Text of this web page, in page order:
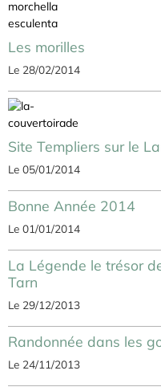
Les morilles
Le 28/02/2014
Site Templiers sur le
Le 05/01/2014
Bonne Année 2014
Le 01/01/2014
La Légende le trésor
Tarn
Le 29/12/2013
Randonnée dans les
Le 24/11/2013